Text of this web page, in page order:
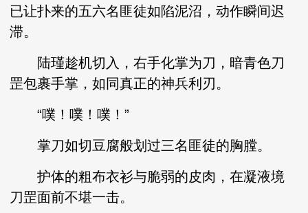
已让扑来的五六名匪徒如陷泥沼，动作瞬间迟
滞。
陆瑾趁机切入，右手化掌为刀，暗青色刀
罡包裹手掌，如同真正的神兵利刃。
“噗！噗！噗！”
掌刀如切豆腐般划过三名匪徒的胸膛。
护体的粗布衣衫与脆弱的皮肉，在凝液境
刀罡面前不堪一击。